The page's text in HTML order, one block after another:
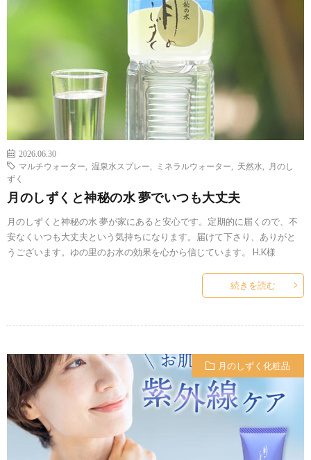
2026.06.30
マルチウォーター
温泉水スプレー ミネラルウォーター 天然水
月のし
ずく
月のしずくと神秘の水 夢でいつも大丈夫
月のしずくと神秘の水 夢が家にあると安心です。定期的に届くので、不
安なくいつも大丈夫という気持ちになります。届けて下さり、ありがと
うございます。ゆの里のお水の効果を心から信じています。 H.K様
続きを読む
月のしずく化粧品